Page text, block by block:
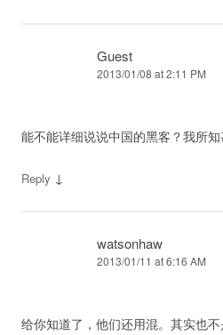
Guest
2013/01/08 at 2:11 PM
能不能详细说说中国的黑客？我所知
Reply ↓
watsonhaw
2013/01/11 at 6:16 AM
给你知道了，他们还用混。其实也